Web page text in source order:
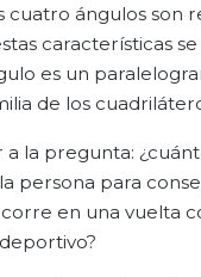
cuatro ángulos son
características
es un
de los
a la pregunta:
persona para
en una vuelta